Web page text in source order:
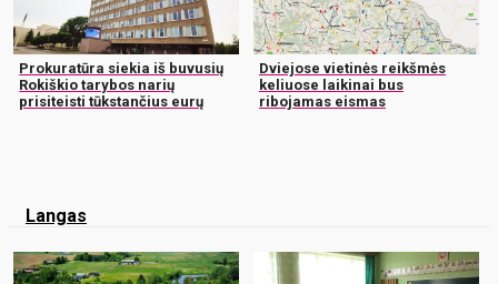
Prokuratūra siekia iš buvusių
Rokiškio tarybos narių
prisiteisti tūkstančius eurų
Dviejose vietinės reikšmės
keliuose laikinai bus
ribojamas eismas
Langas